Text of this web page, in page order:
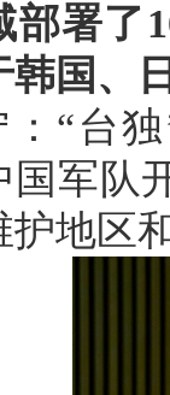
部署了
韩国、
：“台
国军队
护地区